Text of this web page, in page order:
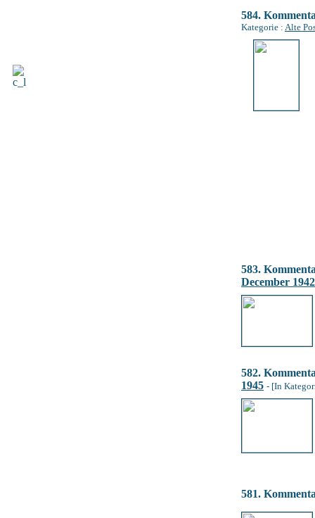
584.
Kategorie : Alte
583.
December
582.
1945 - [In
581.